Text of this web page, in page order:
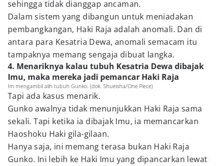
sehingga tidak dianggap ancaman.
Dalam sistem yang dibangun untuk meniadakan
pembangkangan, Haki Raja adalah anomali. Dan di
antara para Kesatria Dewa, anomali semacam itu
tampaknya memang sengaja dibuat langka.
4. Menariknya kalau tubuh Kesatria Dewa dibajak
Imu, maka mereka jadi pemancar Haki Raja
Im mengambil alih tubuh Gunko. (dok. Shueisha/One Piece)
Tapi ada kasus menarik.
Gunko awalnya tidak menunjukkan Haki Raja sama
sekali. Tapi ketika ia dibajak Imu, ia memancarkan
Haoshoku Haki gila-gilaan.
Hanya saja, ini memang terasa bukan Haki Raja
Gunko. Ini lebih ke Haki Imu yang dipancarkan lewat